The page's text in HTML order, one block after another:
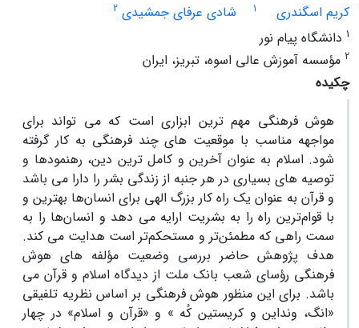
کریم اسگندری
1 شادی عرفای جمشیدی 2
1 دانشگاه پیام نور
2 مؤسسه آموزش عالی اسوه، تبریز، ایران
چکیده
هوش فرهنگی مهم ترین ابزاری است که می تواند برای
مواجهه مناسب با موقعیت های چند فرهنگی به کار گرفته
شود. اسلام به عنوان آخرین و کامل ترین دین، رهنمودها و
توصیه های بسیاری در هر جنبه از زندگی بشر را دارا می باشد
و قرآن به عنوان یک راه کار بزرگ الهی برای انسان‌ها بهترین و
با قوام‌ترین راه را به بشریت ارایه می دهد و انسان‌ها را به
سمت راهی که مطمئن‌تر و مستحکم‌تر است هدایت می کند.
هدف پژوهش حاضر بررسی وضعیت مؤلفه های هوش
فرهنگی رؤسای شعب بانک ملت از دیدگاه اسلام و قرآن می
باشد. برای این منظور هوش فرهنگی بر اساس نظریه تلفیقی
«انگ، ونداین و کریستین کُه » و «قرآن و اسلام» در چهار